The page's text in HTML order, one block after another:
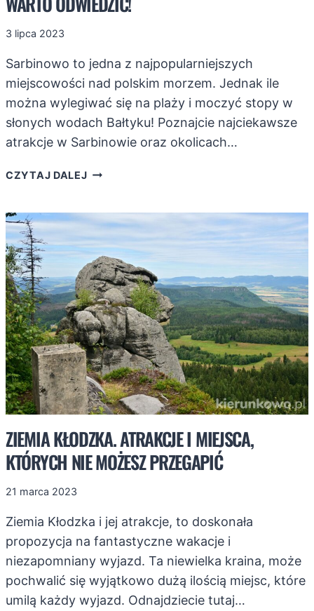
3 lipca 2023
Sarbinowo to jedna z najpopularniejszych
miejscowości nad polskim morzem. Jednak ile
można wylegiwać się na plaży i moczyć stopy w
słonych wodach Bałtyku! Poznajcie najciekawsze
atrakcje w Sarbinowie oraz okolicach…
CZYTAJ DALEJATRAKCJE
OKOLICY,
KTÓRE
WARTO
ODWIEDZIĆ!
ZIEMIA KŁODZKA. ATRAKCJE I MIEJSCA,
KTÓRYCH NIE MOŻESZ PRZEGAPIĆ
21 marca 2023
Ziemia Kłodzka i jej atrakcje, to doskonała
propozycja na fantastyczne wakacje i
niezapomniany wyjazd. Ta niewielka kraina, może
pochwalić się wyjątkowo dużą ilością miejsc, które
umilą każdy wyjazd. Odnajdziecie tutaj…